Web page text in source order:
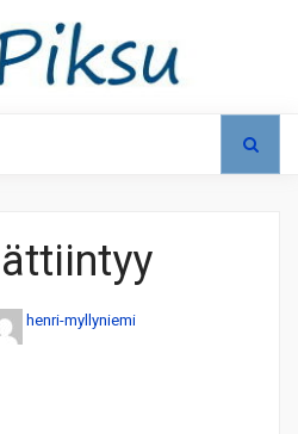
henri-myllyniemi